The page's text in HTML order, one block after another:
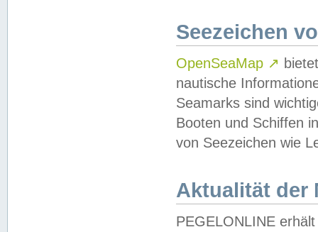
Seezeichen
OpenSeaMap ↗
nautische
Seamarks sind
Booten und Schiffen
von Seezeichen wie
Aktualität der
PEGELONLINE